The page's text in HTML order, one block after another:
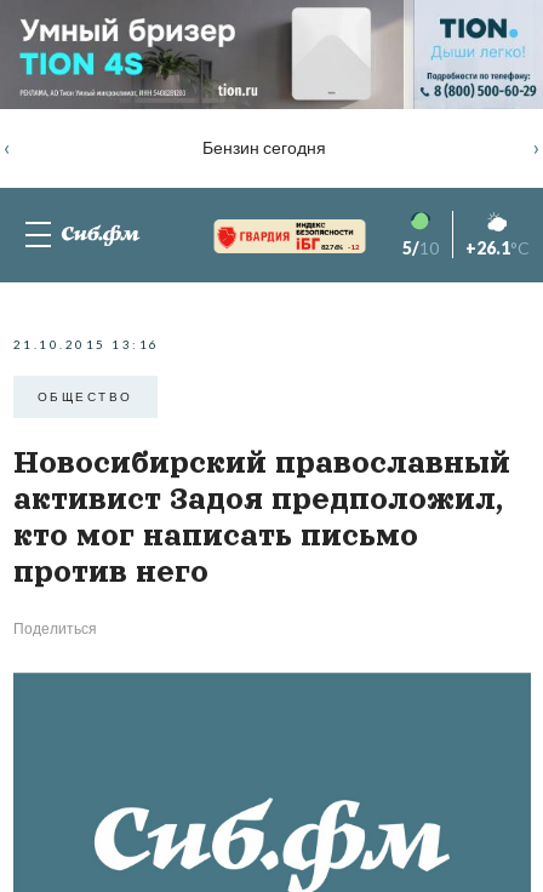
Бензин сегодня
‹ ›
82.76% -1.2 5/10 +26.1°C
21.10.2015 13:16
ОБЩЕСТВО
Новосибирский православный
активист Задоя предположил,
кто мог написать письмо
против него
Поделиться